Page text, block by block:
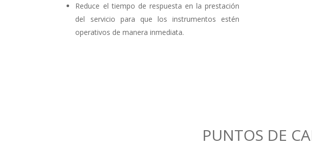
Reduce el tiempo de respuesta en la prestación
del servicio para que los instrumentos estén
operativos de manera inmediata.
PUNTOS DE